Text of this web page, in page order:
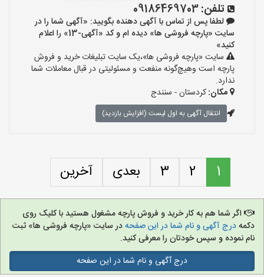
تلفن:09186469703
لطفا پس از تماس با آگهی دهنده بگویید: «آگهی شما را در
سایت «پارچه فروشی ها» دیده ام و کد «آگهی-13» را اعلام
کنید»
سایت «پارچه فروشی ها»،یک سایت تبلیغات خرید و فروش
پارچه است وهیچ‌گونه منفعت و مسئولیتی در قبال معاملات شما
ندارد.
مکان:کردستان - سنندج
انتقال آگهی به اول لیست (افزایش بازدید)
1
2
3 بعدی آخرین
اگر شما هم به کار خرید و فروش پارچه مشغول هستید با کلیک روی
دکمهدرج آگهی و نام شما در این صفحهدر سایت «پارچه فروشی ها» ثبت
نام نموده و سپس خودتان را معرفی کنید.
درج آگهی و نام شما در این صفحه